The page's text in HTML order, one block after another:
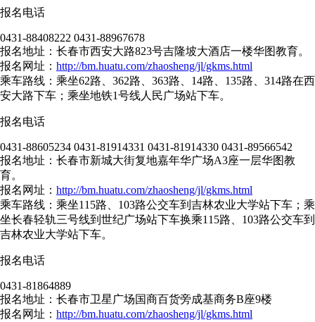
报名电话
0431-88408222 0431-88967678
报名地址：长春市西安大路823号吉隆坡大酒店一楼华图教育。
报名网址： http://bm.huatu.com/zhaosheng/jl/gkms.html
乘车路线：乘坐62路、362路、363路、14路、135路、314路在西
安大路下车；乘坐地铁1号线人民广场站下车。
报名电话
0431-88605234 0431-81914331 0431-81914330 0431-89566542
报名地址：长春市新城大街复地嘉年华广场A3座一层华图教
育。
报名网址： http://bm.huatu.com/zhaosheng/jl/gkms.html
乘车路线：乘坐115路、103路公交车到吉林农业大学站下车；乘
坐长春轻轨三号线到世纪广场站下车换乘115路、103路公交车到
吉林农业大学站下车。
报名电话
0431-81864889
报名地址：长春市卫星广场国商百货旁成基商务B座9楼
报名网址： http://bm.huatu.com/zhaosheng/jl/gkms.html